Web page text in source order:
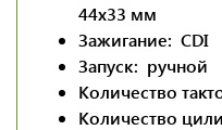
44х33 мм
Зажигание: CDI
Запуск: ручной
Количество
Количество